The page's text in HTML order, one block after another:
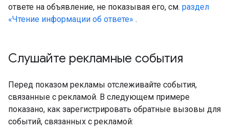
ответе на объявление, не показывая его, см. раздел
«Чтение информации об ответе» .
Слушайте рекламные события
Перед показом рекламы отслеживайте события,
связанные с рекламой. В следующем примере
показано, как зарегистрировать обратные вызовы для
событий, связанных с рекламой: